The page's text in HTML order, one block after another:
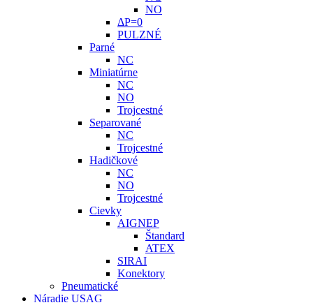
NO
ΔP=0
PULZNÉ
Parné
NC
Miniatúrne
NC
NO
Trojcestné
Separované
NC
Trojcestné
Hadičkové
NC
NO
Trojcestné
Cievky
AIGNEP
Štandard
ATEX
SIRAI
Konektory
Pneumatické
Náradie USAG